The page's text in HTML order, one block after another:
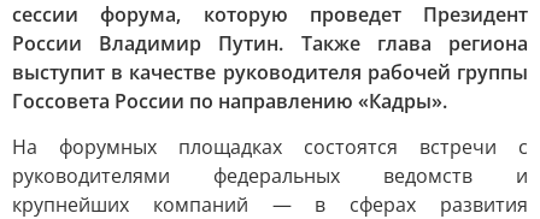
сессии форума, которую проведет Президент
России Владимир Путин. Также глава региона
выступит в качестве руководителя рабочей группы
Госсовета России по направлению «Кадры».
На форумных площадках состоятся встречи с
руководителями федеральных ведомств и
крупнейших компаний — в сферах развития